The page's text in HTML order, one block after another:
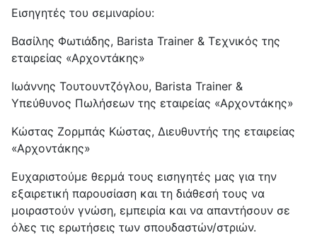
Εισηγητές του σεμιναρίου:
Βασίλης Φωτιάδης, Barista Trainer & Τεχνικός της
εταιρείας «Αρχοντάκης»
Ιωάννης Τουτουντζόγλου, Barista Trainer &
Υπεύθυνος Πωλήσεων της εταιρείας «Αρχοντάκης»
Κώστας Ζορμπάς Κώστας, Διευθυντής της εταιρείας
«Αρχοντάκης»
Ευχαριστούμε θερμά τους εισηγητές μας για την
εξαιρετική παρουσίαση και τη διάθεσή τους να
μοιραστούν γνώση, εμπειρία και να απαντήσουν σε
όλες τις ερωτήσεις των σπουδαστών/στριών.